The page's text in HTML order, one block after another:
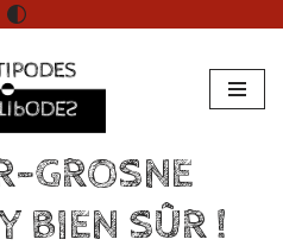
GROSNE
BIEN SÛR !